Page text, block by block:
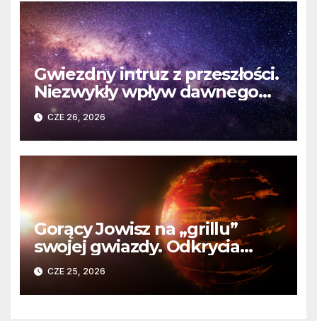
Gwiezdny intruz z przeszłości.
Niezwykły wpływ dawnego
spotkania na komety Układu
Słonecznego
CZE 26, 2026
Gorący Jowisz na „grillu”
swojej gwiazdy. Odkrycia
Teleskopu Webba o HD
80606 b
CZE 25, 2026